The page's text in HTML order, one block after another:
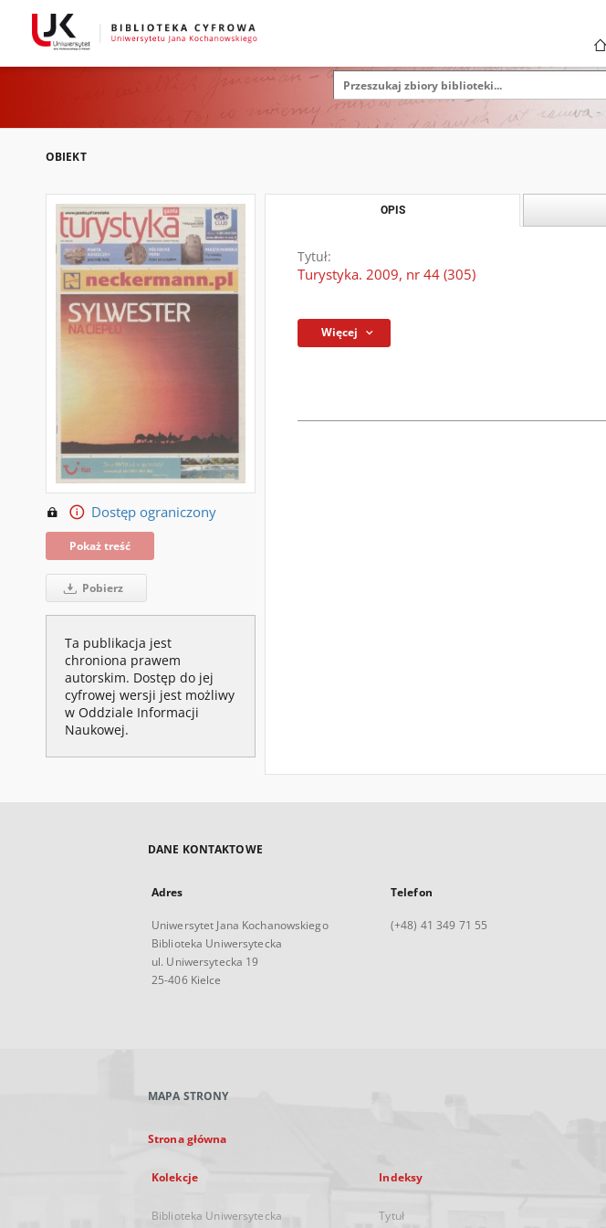
OBIEKT
Dostęp ograniczony
Pokaż treść
Pobierz
Ta publikacja jest
chroniona prawem
autorskim. Dostęp do jej
cyfrowej wersji jest możliwy
w Oddziale Informacji
Naukowej.
OPIS
Tytuł:
Turystyka. 2009, nr 44 (305)
Więcej
DANE KONTAKTOWE
Adres
Uniwersytet Jana Kochanowskiego
Biblioteka Uniwersytecka
ul. Uniwersytecka 19
25-406 Kielce
Telefon
(+48) 41 349 71 55
MAPA STRONY
Strona główna
Kolekcje
Biblioteka Uniwersytecka
Indeksy
Tytuł